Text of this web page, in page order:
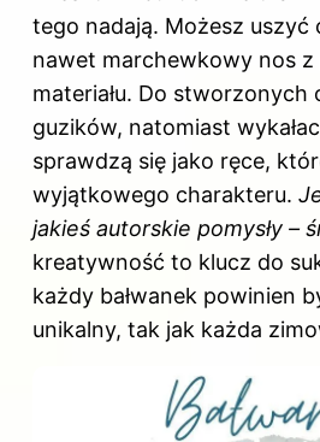
tego nadają. Możesz uszyć
nawet marchewkowy nos
materiału. Do stworzonych
guzików, natomiast
sprawdzą się jako ręce,
wyjątkowego charakteru.
jakieś autorskie pomysły –
kreatywność to klucz do
każdy bałwanek powinien
unikalny, tak jak każda